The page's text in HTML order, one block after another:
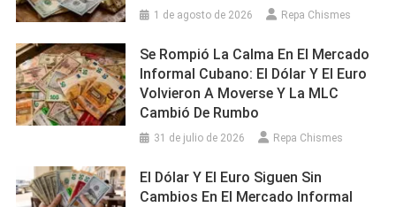
1 de agosto de 2026 Repa Chismes
Se Rompió La Calma En El Mercado
Informal Cubano: El Dólar Y El Euro
Volvieron A Moverse Y La MLC
Cambió De Rumbo
31 de julio de 2026 Repa Chismes
El Dólar Y El Euro Siguen Sin
Cambios En El Mercado Informal